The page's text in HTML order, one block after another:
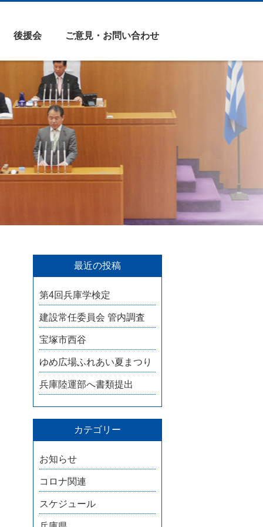
後援会 ご意見・お問い合わせ
最近の投稿
第4回兵庫学検定
建設常任委員会 管内調査
宝塚市西谷
ゆめ広場ふれあい夏まつり
兵庫陸運部へ書類提出
カテゴリー
お知らせ
コロナ関連
スケジュール